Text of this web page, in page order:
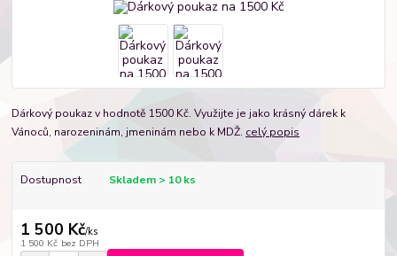
Dárkový poukaz v hodnotě 1500 Kč. Využijte je jako krásný dárek k
Vánoců, narozeninám, jmeninám nebo k MDŽ. celý popis
Dostupnost Skladem > 10 ks
1 500 Kč/ks
1 500 Kč bez DPH